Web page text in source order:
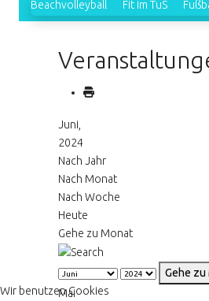
Beachvolleyball Fit im TuS
Juni,
2024
Nach Jahr
Nach Monat
Nach Woche
Heute
Gehe zu Monat
Gehe zu
Mai
Wir benutzen Cookies